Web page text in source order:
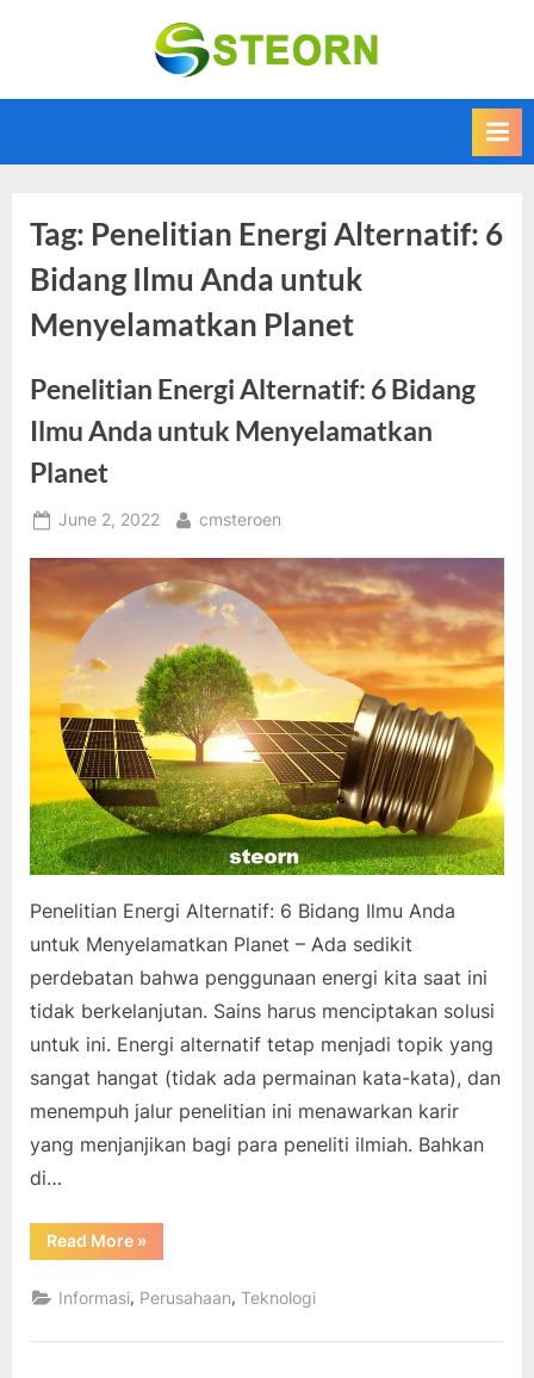
Informasi
Terkini dan
Informasi teknologi
terbaru dan
Tag: Penelitian Energi Alternatif: 6
Bidang Ilmu Anda untuk
Menyelamatkan Planet
Penelitian Energi Alternatif: 6 Bidang
Ilmu Anda untuk Menyelamatkan
Planet
Posted
June 2, 2022 By
cmsteroen
Penelitian Energi Alternatif: 6 Bidang Ilmu Anda
untuk Menyelamatkan Planet – Ada sedikit
perdebatan bahwa penggunaan energi kita saat ini
tidak berkelanjutan. Sains harus menciptakan solusi
untuk ini. Energi alternatif tetap menjadi topik yang
sangat hangat (tidak ada permainan kata-kata), dan
menempuh jalur penelitian ini menawarkan karir
yang menjanjikan bagi para peneliti ilmiah. Bahkan
di…
Read More“Penelitian
Energi
6
Bidang
Anda
»
Informasi, Perusahaan,Teknologi